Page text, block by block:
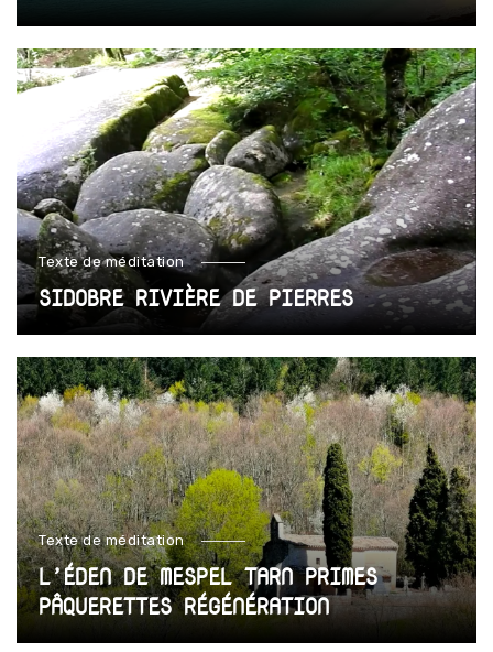
Texte de méditation
SIDOBRE RIVIÈRE DE PIERRES
Texte de méditation
L’ÉDEN DE MESPEL TARN PRIMES
PÂQUERETTES RÉGÉNÉRATION